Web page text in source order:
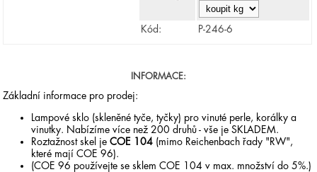
Kód: P-246-6
INFORMACE:
Základní informace pro prodej:
Lampové sklo (skleněné tyče, tyčky) pro vinuté perle, korálky a
vinutky. Nabízíme více než 200 druhů - vše je SKLADEM.
Roztažnost skel jeCOE 104 (mimo Reichenbach řady "RW",
které mají COE 96).
(COE 96 používejte se sklem COE 104 v max. množství do 5%.)